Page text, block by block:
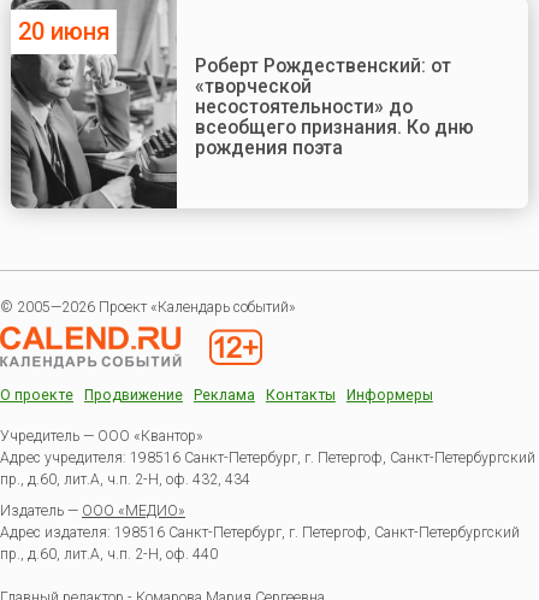
20 июня
Роберт Рождественский: от
«творческой
несостоятельности» до
всеобщего признания. Ко дню
рождения поэта
© 2005—2026 Проект «Календарь событий»
О проекте Продвижение Реклама Контакты Информеры
Учредитель — ООО «Квантор»
Адрес учредителя: 198516 Санкт-Петербург, г. Петергоф, Санкт-Петербургский
пр., д.60, лит.А, ч.п. 2-Н, оф. 432, 434
Издатель — ООО «МЕДИО»
Адрес издателя: 198516 Санкт-Петербург, г. Петергоф, Санкт-Петербургский
пр., д.60, лит.А, ч.п. 2-Н, оф. 440